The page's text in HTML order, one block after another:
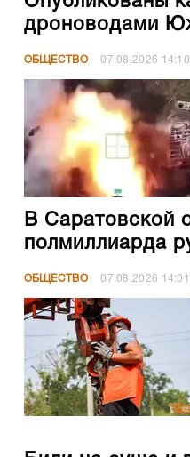
В Саратовской
полмиллиарда
ОБЩЕСТВО 07.08.2026 14:01
Били на суше и
недели
ОБЩЕСТВО 07.08.2026 13:16